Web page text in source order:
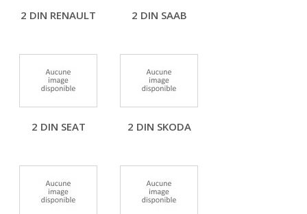
2 DIN RENAULT 2 DIN SAAB
2 DIN SEAT 2 DIN SKODA